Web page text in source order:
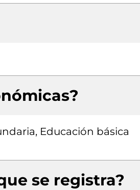
Educación básica
se registra?